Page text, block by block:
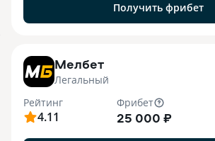
Получить фрибет
Мелбет
Легальный
Рейтинг
4.11
Фрибет
25 000 ₽